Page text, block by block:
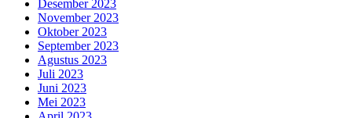
Desember 2023
November 2023
Oktober 2023
September 2023
Agustus 2023
Juli 2023
Juni 2023
Mei 2023